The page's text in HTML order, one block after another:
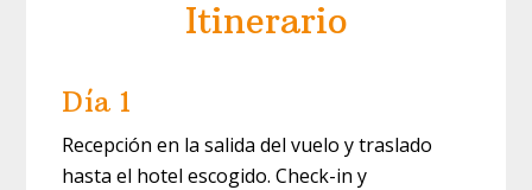
Itinerario
Día 1
Recepción en la salida del vuelo y traslado
hasta el hotel escogido. Check-in y